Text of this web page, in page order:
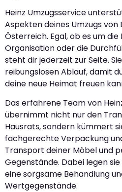
Heinz Umzugsservice
Aspekten deines Umzugs von
Österreich. Egal, ob es um die
Organisation oder die
steht dir jederzeit zur Seite.
reibungslosen Ablauf, damit
deine neue Heimat freuen
Das erfahrene Team von
übernimmt nicht nur den
Hausrats, sondern kümmert
fachgerechte Verpackung
Transport deiner Möbel und
Gegenstände. Dabei legen
eine sorgsame Behandlung
Wertgegenstände.